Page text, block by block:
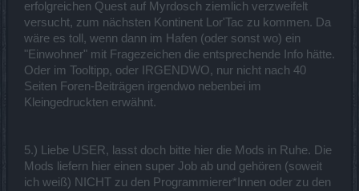
erfolgreichen Quest auf Myrdosch ziemlich verzweifelt
versucht, zum nächsten Kontinent Lor'Tac zu kommen. Da
wäre es toll, wenn dann im Hafen (oder sonst wo) ein
"Einwohner" mit Fragezeichen die entsprechende Info hätte.
Oder im Tooltipp, oder IRGENDWO, nur nicht nach 40
Seiten Foren-Beiträgen irgendwo nebenbei im
Kleingedruckten erwähnt.
5.) Liebe USER, lasst doch bitte hier die Mods in Ruhe. Die
Mods liefern hier einen super Job ab und gehören (soweit
ich weiß) NICHT zu den Programmierer*Innen oder zu den